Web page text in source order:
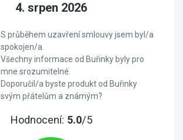
4. srpen 2026
S průběhem uzavření smlouvy jsem byl/a
spokojen/a.
Všechny informace od Buřinky byly pro
mne srozumitelné.
Doporučil/a byste produkt od Buřinky
svým přátelům a známým?
Hodnocení: 5.0/5